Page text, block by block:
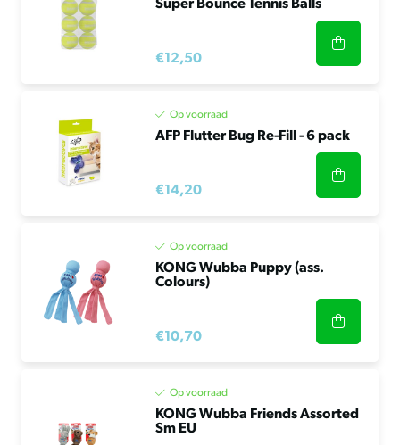
Super Bounce Tennis Balls
€12,50
Op voorraad
AFP Flutter Bug Re-Fill - 6 pack
€14,20
Op voorraad
KONG Wubba Puppy (ass.
Colours)
€10,70
Op voorraad
KONG Wubba Friends Assorted
Sm EU